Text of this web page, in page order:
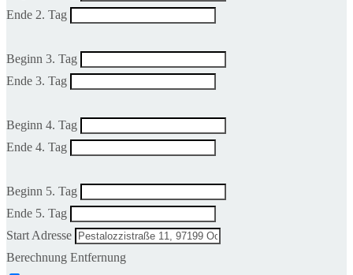
Ende 2. Tag
Beginn 3. Tag
Ende 3. Tag
Beginn 4. Tag
Ende 4. Tag
Beginn 5. Tag
Ende 5. Tag
Start Adresse
Berechnung Entfernung